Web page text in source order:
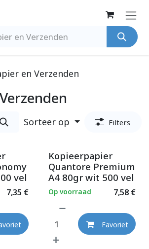
en Verzenden
Sorteer op Filters
vel
7,35 €
Kopieerpapier
Quantore Premium
A4 80gr wit 500 vel
7,58€
Op voorraad
Favoriet